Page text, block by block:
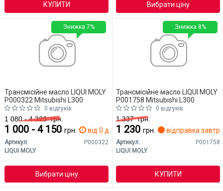
КУПИТИ Вибрати ціну
Трансмісійне масло LIQUI MOLY
P000322 Mitsubishi L300
0 відгуків
1 080 - 4 323грн.
1 000 - 4 150 грн. від 0 дн.
Артикул:
P000322
LIQUI MOLY
Вибрати ціну
Знижка 7%
Трансмісійне масло LIQUI MOLY
P001758 Mitsubishi L300
0 відгуків
1 337грн.
1 230 грн. відправка
Артикул:
P001758
LIQUI MOLY
КУПИТИ
Знижка 8%